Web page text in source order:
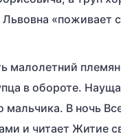
малолетний
в обороте.
мальчика. В ночь
и читает Житие